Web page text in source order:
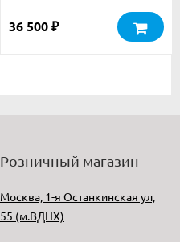
36 500 ₽
Розничный магазин
Москва, 1-я Останкинская ул,
55 (м.ВДНХ)